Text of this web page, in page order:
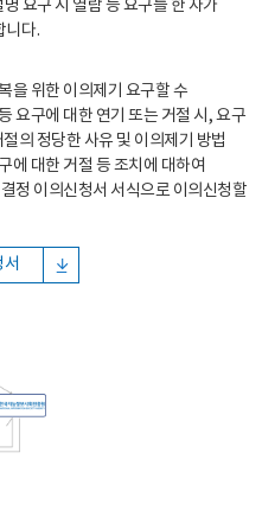
요구 시 열람 등 요구를 한 자가
니다.
을 위한 이의제기 요구할 수
요구에 대한 연기 또는 거절 시, 요구
의 정당한 사유 및 이의제기 방법
에 대한 거절 등 조치에 대하여
정 이의신청서 서식으로 이의신청할